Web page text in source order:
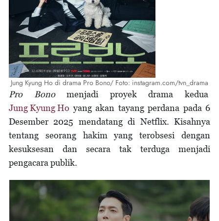
Jung Kyung Ho di drama Pro Bono/ Foto: instagram.com/tvn_drama
Pro Bonomenjadi proyek drama kedua
Jung Kyung Ho yang akan tayang perdana pada 6
Desember 2025 mendatang di Netflix. Kisahnya
tentang seorang hakim yang terobsesi dengan
kesuksesan dan secara tak terduga menjadi
pengacara publik.